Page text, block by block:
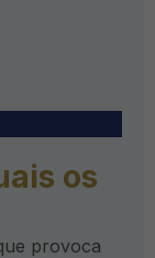
os
provoca